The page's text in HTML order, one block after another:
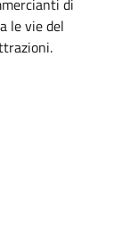
le vie del